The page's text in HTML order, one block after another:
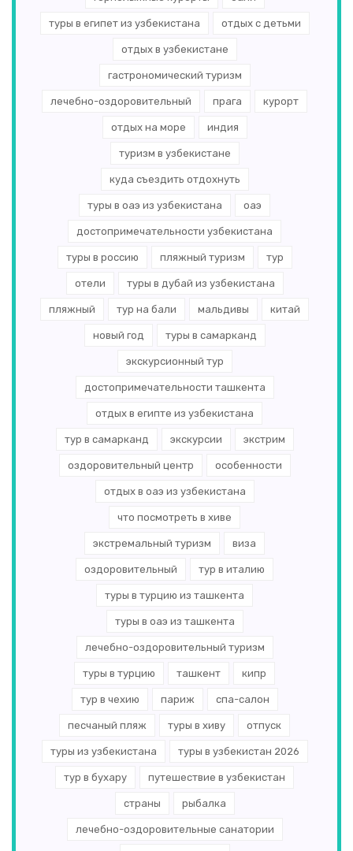
туры в египет из узбекистана отдых с детьми
отдых в узбекистане
гастрономический туризм
лечебно-оздоровительный прага курорт
отдых на море индия
туризм в узбекистане
куда съездить отдохнуть
туры в оаэ из узбекистана оаэ
достопримечательности узбекистана
туры в россию пляжный туризм тур
отели туры в дубай из узбекистана
пляжный тур на бали мальдивы китай
новый год туры в самарканд
экскурсионный тур
достопримечательности ташкента
отдых в египте из узбекистана
тур в самарканд экскурсии экстрим
оздоровительный центр особенности
отдых в оаэ из узбекистана
что посмотреть в хиве
экстремальный туризм виза
оздоровительный тур в италию
туры в турцию из ташкента
туры в оаэ из ташкента
лечебно-оздоровительный туризм
туры в турцию ташкент кипр
тур в чехию париж спа-салон
песчаный пляж туры в хиву отпуск
туры из узбекистана туры в узбекистан 2026
тур в бухару путешествие в узбекистан
страны рыбалка
лечебно-оздоровительные санатории